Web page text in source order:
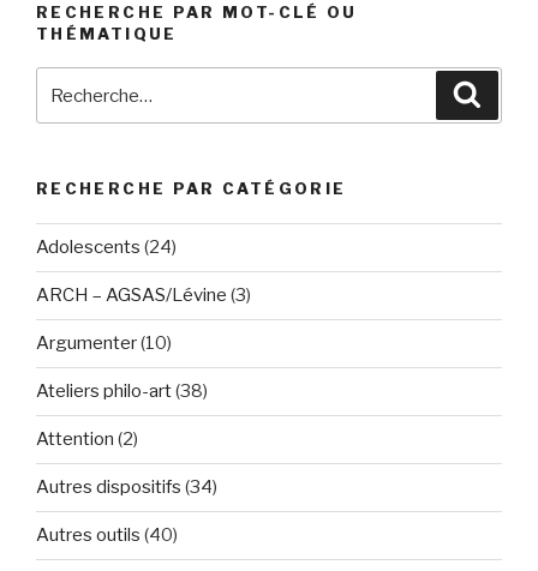
RECHERCHE PAR MOT-CLÉ OU
THÉMATIQUE
pour
RECHERCHE PAR CATÉGORIE
Adolescents (24)
ARCH – AGSAS/Lévine (3)
Argumenter(10)
Ateliers philo-art(38)
Attention (2)
Autres dispositifs (34)
Autres outils (40)